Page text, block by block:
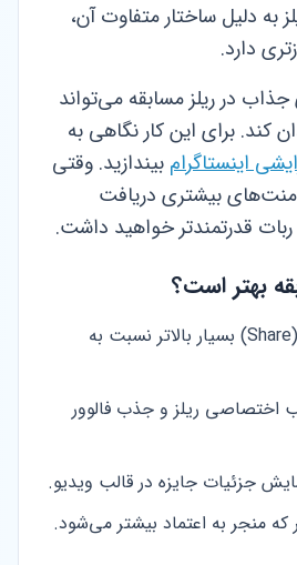
به دلیل ساختار متفاوت آن،
دارد.
در ریلز مسابقه می‌تواند
کند. برای این کار نگاهی به
اینستاگرام بیندازید. وقتی
بیشتری دریافت
قدرتمندتر خواهید داشت.
بهتر است؟
نرخ اشتراک‌گذاری (Share) بسیار بالاتر نسبت به
اختصاصی ریلز و جذب فالوور
جزئیات جایزه در قالب ویدیو.
منجر به اعتماد بیشتر می‌شود.